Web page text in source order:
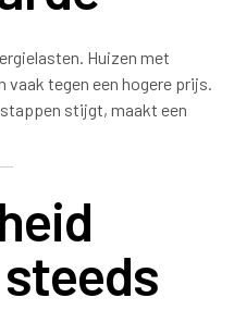
Huizen met
vaak tegen een hogere prijs.
stijgt, maakt een